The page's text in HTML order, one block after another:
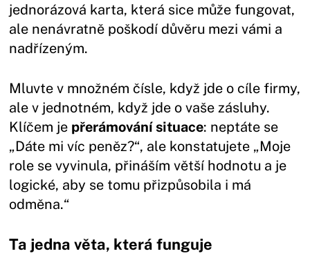
jednorázová karta, která sice může fungovat,
ale nenávratně poškodí důvěru mezi vámi a
nadřízeným.
Mluvte v množném čísle, když jde o cíle firmy,
ale v jednotném, když jde o vaše zásluhy.
Klíčem je přerámování situace: neptáte se
„Dáte mi víc peněz?“, ale konstatujete „Moje
role se vyvinula, přináším větší hodnotu a je
logické, aby se tomu přizpůsobila i má
odměna.“
Ta jedna věta, která funguje